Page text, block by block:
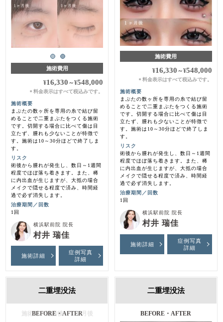
施術費用
¥16,330 ～¥548,000
＊料金表示はすべて税込みです。
施術概要
まぶたの数ヶ所を専用の糸で結び留
めることで二重まぶたをつくる施術
です。切開する場合に比べて傷は目
立たず、腫れも少ないことが特徴で
す。施術は10～30分ほどで終了しま
す。
リスク
術後から腫れが発生し、数日～1週間
程度でほぼ落ち着きます。また、稀
に内出血が生じますが、大抵の場合
メイクで隠せる程度で済み、時間経
過で必ず消失します。
治療期間／回数
1回
横浜駅前院 院長
村井 瑞佳
施術詳細
症例写真
詳細
施術費用
¥16,330 ～¥548,000
＊ 料金表示はすべて税込みです。
施術概要
まぶたの数ヶ所を専用の糸で結び留
めることで二重まぶたをつくる施術
です。切開する場合に比べて傷は目
立たず、腫れも少ないことが特徴で
す。施術は10～30分ほどで終了しま
す。
リスク
術後から腫れが発生し、数日～1週間
程度でほぼ落ち着きます。また、稀
に内出血が生じますが、大抵の場合
メイクで隠せる程度で済み、時間経
過で必ず消失します。
治療期間／回数
1回
横浜駅前院 院長
村井 瑞佳
施術詳細
症例写真
詳細
二重埋没法
施術前・施術後・１ヶ月後
二重埋没法
BEFORE・AFTER